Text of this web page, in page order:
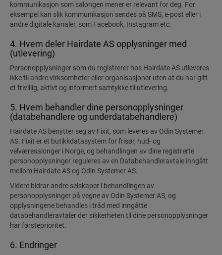
kommunikasjon som salongen mener er relevant for deg. For
eksempel kan slik kommunikasjon sendes på SMS, e-post eller i
andre digitale kanaler, som Facebook, Instagram etc.
4. Hvem deler Hairdate AS opplysninger med
(utlevering)
Personopplysninger som du registrerer hos Hairdate AS utleveres
ikke til andre virksomheter eller organisasjoner uten at du har gitt
et frivillig, aktivt og informert samtykke til utlevering.
5. Hvem behandler dine personopplysninger
(databehandlere og underdatabehandlere)
Hairdate AS benytter seg av Fixit, som leveres av Odin Systemer
AS. Fixit er et butikkdatasystem for frisør, hud- og
velværesalonger i Norge, og behandlingen av dine registrerte
personopplysninger reguleres av en Databehandleravtale inngått
mellom Hairdate AS og Odin Systemer AS.
Videre bidrar andre selskaper i behandlingen av
personopplysninger på vegne av Odin Systemer AS, og
opplysningene behandles i tråd med inngåtte
databehandleravtaler der sikkerheten til dine personopplysninger
har førsteprioritet.
6. Endringer